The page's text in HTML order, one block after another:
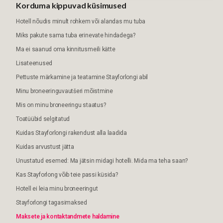
Korduma kippuvad küsimused
Hotell nõudis minult rohkem või alandas mu tuba
Miks pakute sama tuba erinevate hindadega?
Ma ei saanud oma kinnitusmeili kätte
Lisateenused
Pettuste märkamine ja teatamine Stayforlongi abil
Minu broneeringuvautšeri mõistmine
Mis on minu broneeringu staatus?
Toatüübid selgitatud
Kuidas Stayforlongi rakendust alla laadida
Kuidas arvustust jätta
Unustatud esemed: Ma jätsin midagi hotelli. Mida ma teha saan?
Kas Stayforlong võib teie passi küsida?
Hotell ei leia minu broneeringut
Stayforlongi tagasimaksed
Maksete ja kontaktandmete haldamine